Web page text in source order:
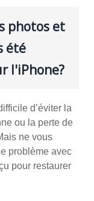
photos et
été
l'iPhone?
d’éviter la
ou la perte de
ne vous
problème avec
pour restaurer